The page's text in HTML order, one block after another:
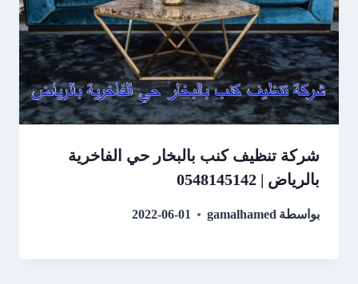
شركة تنظيف كنب بالبخار حي الفاخرية
بالرياض | 0548145142
بواسطة gamalhamed
2022-06-01